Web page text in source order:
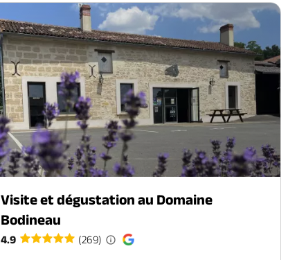
Visite et dégustation au Domaine
Bodineau
4.9 (269)